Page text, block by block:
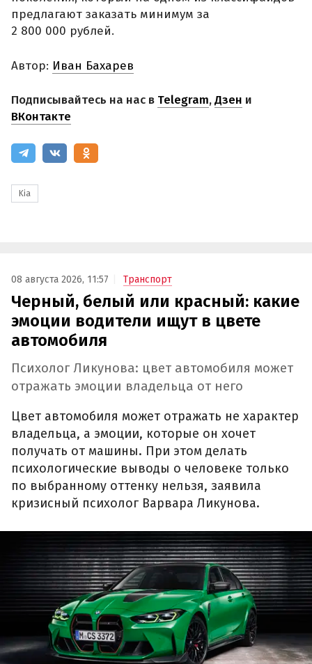
предлагают заказать минимум за
2 800 000 рублей.
Автор: Иван Бахарев
Подписывайтесь на нас в Telegram,Дзен и
ВКонтакте
Kia
08 августа 2026, 11:57 Транспорт
Черный, белый или красный: какие
эмоции водители ищут в цвете
автомобиля
Психолог Ликунова: цвет автомобиля может
отражать эмоции владельца от него
Цвет автомобиля может отражать не характер
владельца, а эмоции, которые он хочет
получать от машины. При этом делать
психологические выводы о человеке только
по выбранному оттенку нельзя, заявила
кризисный психолог Варвара Ликунова.